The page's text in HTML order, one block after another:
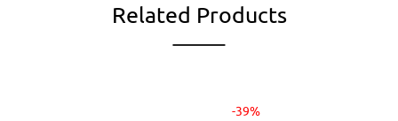
Related Products
-39%